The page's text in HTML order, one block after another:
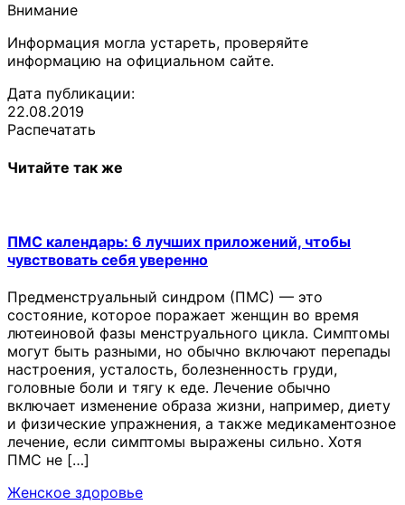
Внимание
Информация могла устареть, проверяйте
информацию на официальном сайте.
Дата публикации:
22.08.2019
Распечатать
Читайте так же
ПМС календарь: 6 лучших приложений, чтобы
чувствовать себя уверенно
Предменструальный синдром (ПМС) — это
состояние, которое поражает женщин во время
лютеиновой фазы менструального цикла. Симптомы
могут быть разными, но обычно включают перепады
настроения, усталость, болезненность груди,
головные боли и тягу к еде. Лечение обычно
включает изменение образа жизни, например, диету
и физические упражнения, а также медикаментозное
лечение, если симптомы выражены сильно. Хотя
ПМС не […]
Женское здоровье